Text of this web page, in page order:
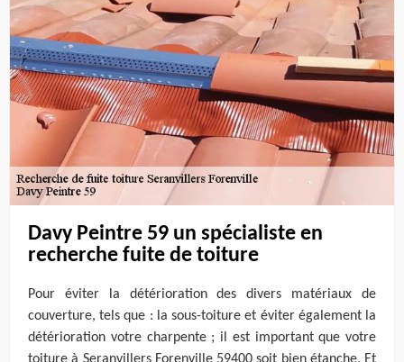
Davy Peintre 59 un spécialiste en
recherche fuite de toiture
Pour éviter la détérioration des divers matériaux de
couverture, tels que : la sous-toiture et éviter également la
détérioration votre charpente ; il est important que votre